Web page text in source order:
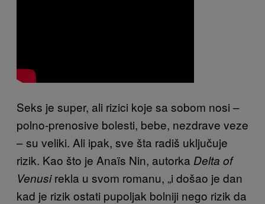
Seks je super, ali rizici koje sa sobom nosi –
polno-prenosive bolesti, bebe, nezdrave veze
– su veliki. Ali ipak, sve šta radiš uključuje
rizik. Kao što je Anaïs Nin, autorka Delta of
Venusirekla u svom romanu, „i došao je dan
kad je rizik ostati pupoljak bolniji nego rizik da